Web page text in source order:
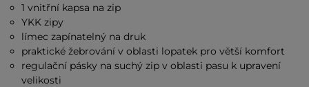
1 vnitřní kapsa na zip
YKK zipy
límec zapínatelný na druk
praktické žebrování v oblasti lopatek pro větší komfort
regulační pásky na suchý zip v oblasti pasu k upravení
velikosti